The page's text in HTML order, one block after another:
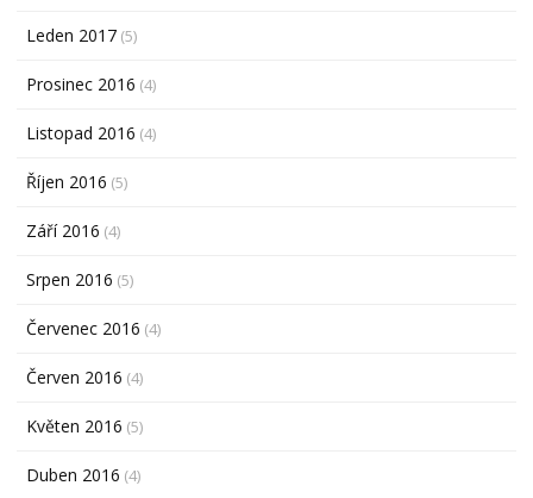
Leden 2017 (5)
Prosinec 2016 (4)
Listopad 2016 (4)
Říjen 2016 (5)
Září 2016 (4)
Srpen 2016 (5)
Červenec 2016 (4)
Červen 2016 (4)
Květen 2016 (5)
Duben 2016 (4)